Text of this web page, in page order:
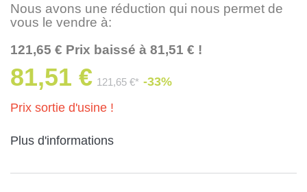
Nous avons une réduction qui nous permet de
vous le vendre à:
121,65 € Prix baissé à 81,51 € !
81,51 € 121,65 €* -33%
Prix sortie d'usine !
Plus d'informations